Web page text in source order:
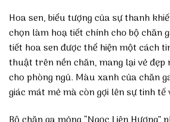
Hoa sen, biểu tượng của sự thanh
chọn làm hoạ tiết chính cho bộ chăn
tiết hoa sen được thể hiện một cách
thuật trên nền chăn, mang lại vẻ đẹp
cho phòng ngủ. Màu xanh của chăn
giác mát mẻ mà còn gợi lên sự tinh